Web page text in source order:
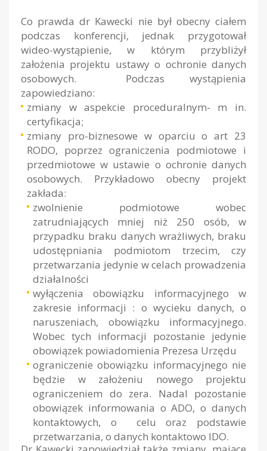
Co prawda dr Kawecki nie był obecny ciałem
podczas konferencji, jednak przygotował
wideo-wystąpienie, w którym przybliżył
założenia projektu ustawy o ochronie danych
osobowych. Podczas wystąpienia
zapowiedziano:
zmiany w aspekcie proceduralnym- m in.
certyfikacja;
zmiany pro-biznesowe w oparciu o art 23
RODO, poprzez ograniczenia podmiotowe i
przedmiotowe w ustawie o ochronie danych
osobowych. Przykładowo obecny projekt
zakłada:
zwolnienie podmiotowe wobec
zatrudniających mniej niż 250 osób, w
przypadku braku danych wrażliwych, braku
udostępniania podmiotom trzecim, czy
przetwarzania jedynie w celach prowadzenia
działalności
wyłączenia obowiązku informacyjnego w
zakresie informacji : o wycieku danych, o
naruszeniach, obowiązku informacyjnego.
Wobec tych informacji pozostanie jedynie
obowiązek powiadomienia Prezesa Urzędu
ograniczenie obowiązku informacyjnego nie
będzie w założeniu nowego projektu
ograniczeniem do zera. Nadal pozostanie
obowiązek informowania o ADO, o danych
kontaktowych, o celu oraz podstawie
przetwarzania, o danych kontaktowo IDO.